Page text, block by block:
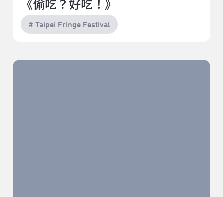
《偷吃？好吃！》
# Taipei Fringe Festival
雨過天晴的旅行｜2022臺北藝穗節《旅》